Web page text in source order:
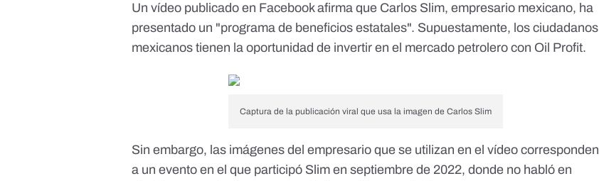
Un vídeo publicado en Facebook afirma que Carlos Slim, empresario mexicano, ha
presentado un "programa de beneficios estatales". Supuestamente, los ciudadanos
mexicanos tienen la oportunidad de invertir en el mercado petrolero con Oil Profit.
Captura de la publicación viral que usa la imagen de Carlos Slim
Sin embargo, las imágenes del empresario que se utilizan en el vídeo corresponden
a un evento en el que participó Slim en septiembre de 2022, donde no habló en